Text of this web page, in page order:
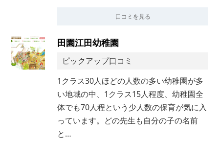
口コミを見る
田園江田幼稚園
ピックアップ口コミ
1クラス30人ほどの人数の多い幼稚園が多
い地域の中、1クラス15人程度、幼稚園全
体でも70人程という少人数の保育が気に入
っています。どの先生も自分の子の名前
と…